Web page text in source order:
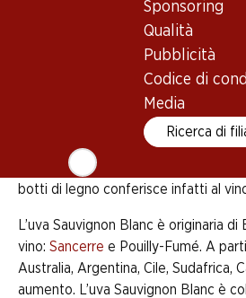
Sponsoring
Qualità
Pubblicità
Codice di
Media
Ricerca di
Cosa c'è di meglio di un bel
si presta senza alcun dubbio
Il Sauvignon Blanc - chiamato
secco, la cui acidità accentuata
botti di legno conferisce infatti al
L’uva Sauvignon Blanc è originaria
vino: Sancerre e Pouilly-Fumé. A
Australia, Argentina, Cile, Sudafrica,
aumento. L’uva Sauvignon Blanc è